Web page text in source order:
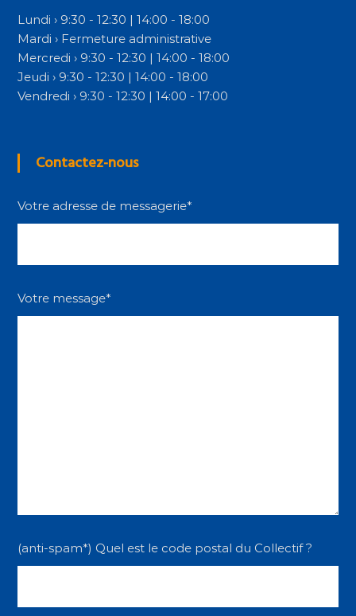
Lundi › 9:30 - 12:30 | 14:00 - 18:00
Mardi › Fermeture administrative
Mercredi › 9:30 - 12:30 | 14:00 - 18:00
Jeudi › 9:30 - 12:30 | 14:00 - 18:00
Vendredi › 9:30 - 12:30 | 14:00 - 17:00
Contactez-nous
Votre adresse de messagerie*
Votre message*
(anti-spam*) Quel est le code postal du Collectif ?